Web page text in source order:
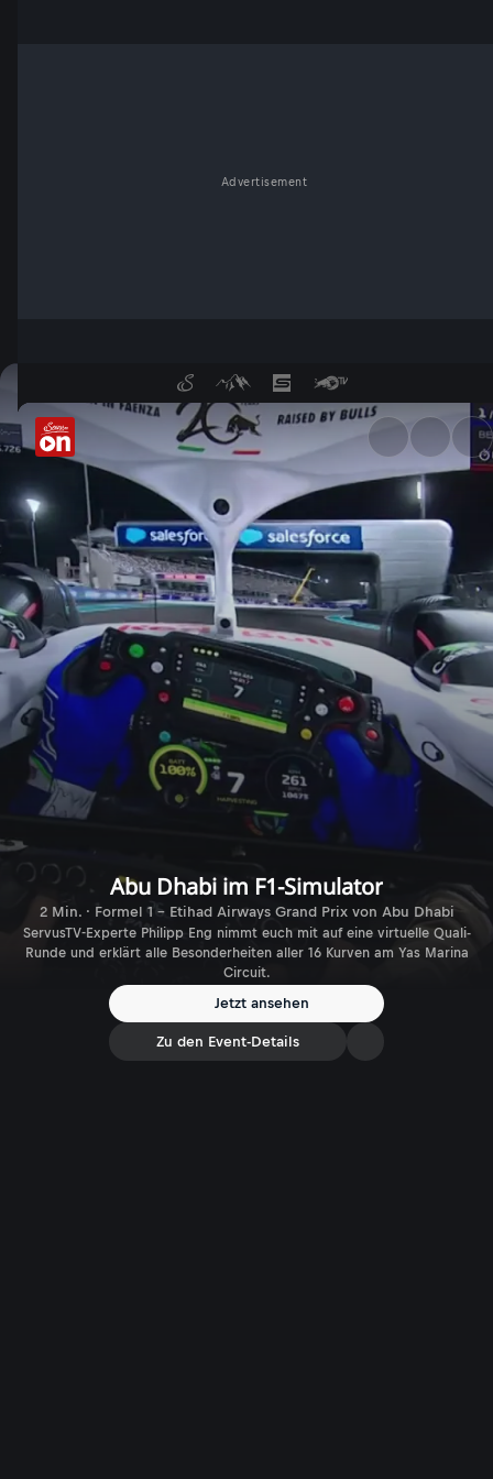
Advertisement
Abu Dhabi im F1-Simulator:
Abu Dhabi im F1-Simulator
2 Min. · Formel 1 - Etihad Airways Grand Prix von Abu Dhabi
ServusTV-Experte Philipp Eng nimmt euch mit auf eine virtuelle Quali-
Runde und erklärt alle Besonderheiten aller 16 Kurven am Yas Marina
Circuit.
Jetzt ansehen
Zu den Event-Details